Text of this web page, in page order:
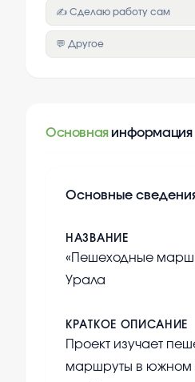
✍️ Сделаю работу сам
💬 Другое
Основная информация
Основные
НАЗВАНИЕ
«Пешеходные
Урала
КРАТКОЕ ОПИСАНИЕ
Проект изучает
маршруты в южном